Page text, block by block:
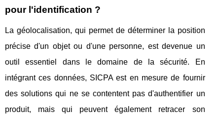
pour l'identification ?
La géolocalisation, qui permet de déterminer la position
précise d'un objet ou d'une personne, est devenue un
outil essentiel dans le domaine de la sécurité. En
intégrant ces données, SICPA est en mesure de fournir
des solutions qui ne se contentent pas d'authentifier un
produit, mais qui peuvent également retracer son